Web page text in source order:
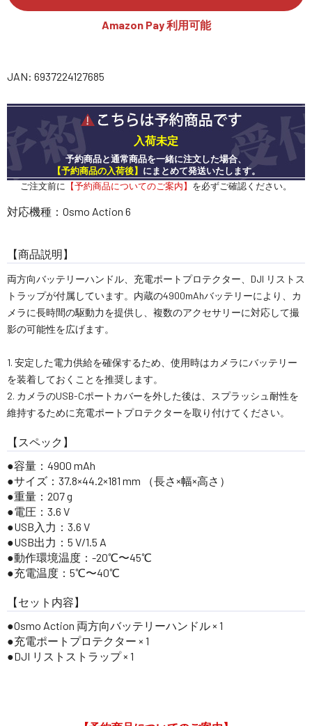
Amazon Pay 利用可能
JAN: 6937224127685
入荷未定
予約商品と通常商品を一緒に注文した場合、
【予約商品の入荷後】 にまとめて発送いたします。
ご注文前に
【予約商品についてのご案内】 を必ずご確認ください。
対応機種：Osmo Action 6
【商品説明】
両方向バッテリーハンドル、充電ポートプロテクター、DJI リストス
トラップが付属しています。内蔵の4900mAhバッテリーにより、カ
メラに長時間の駆動力を提供し、複数のアクセサリーに対応して撮
影の可能性を広げます。
1. 安定した電力供給を確保するため、使用時はカメラにバッテリー
を装着しておくことを推奨します。
2. カメラのUSB-Cポートカバーを外した後は、スプラッシュ耐性を
維持するために充電ポートプロテクターを取り付けてください。
【スペック】
容量：4900 mAh
サイズ：37.8×44.2×181 mm （長さ×幅×高さ）
重量：207 g
電圧：3.6 V
USB入力：3.6 V
USB出力：5 V/1.5 A
動作環境温度：-20℃〜45℃
充電温度：5℃〜40℃
【セット内容】
Osmo Action 両方向バッテリーハンドル × 1
充電ポートプロテクター × 1
DJI リストストラップ × 1